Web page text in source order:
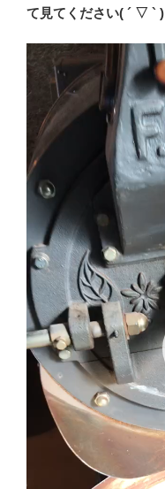
て見てください( ´ ▽ ` )
画
プ
ー
ヤ
ー